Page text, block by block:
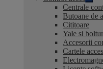
copil
Centrale
Butoane de
Cititoare
Yale si
Accesorii
Cartele acces